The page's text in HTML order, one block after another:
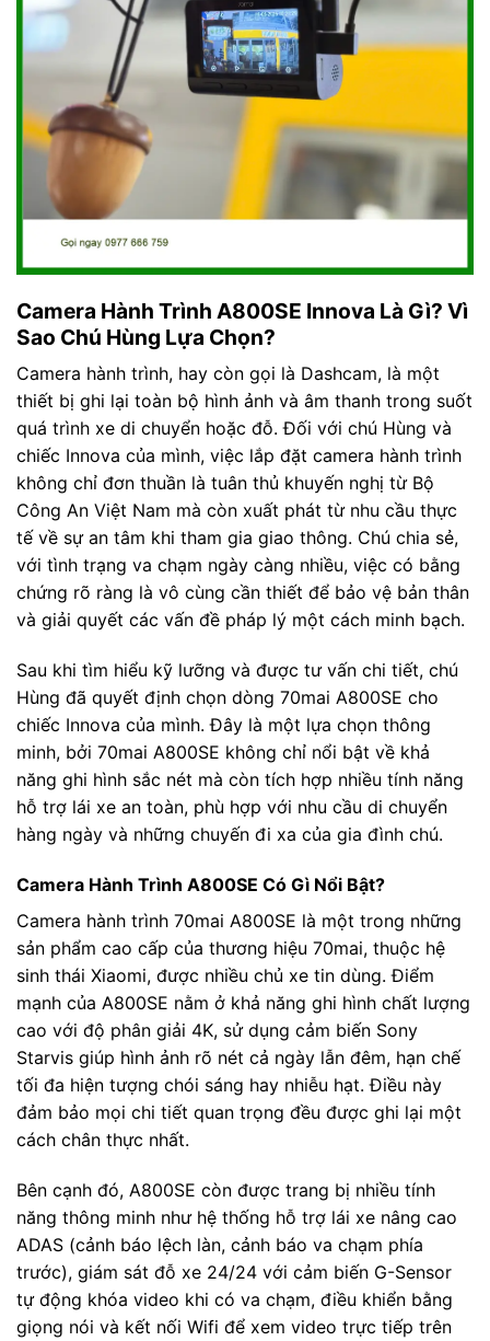
Camera Hành Trình A800SE Innova Là Gì? Vì
Sao Chú Hùng Lựa Chọn?
Camera hành trình, hay còn gọi là Dashcam, là một
thiết bị ghi lại toàn bộ hình ảnh và âm thanh trong suốt
quá trình xe di chuyển hoặc đỗ. Đối với chú Hùng và
chiếc Innova của mình, việc lắp đặt camera hành trình
không chỉ đơn thuần là tuân thủ khuyến nghị từ Bộ
Công An Việt Nam mà còn xuất phát từ nhu cầu thực
tế về sự an tâm khi tham gia giao thông. Chú chia sẻ,
với tình trạng va chạm ngày càng nhiều, việc có bằng
chứng rõ ràng là vô cùng cần thiết để bảo vệ bản thân
và giải quyết các vấn đề pháp lý một cách minh bạch.
Sau khi tìm hiểu kỹ lưỡng và được tư vấn chi tiết, chú
Hùng đã quyết định chọn dòng 70mai A800SE cho
chiếc Innova của mình. Đây là một lựa chọn thông
minh, bởi 70mai A800SE không chỉ nổi bật về khả
năng ghi hình sắc nét mà còn tích hợp nhiều tính năng
hỗ trợ lái xe an toàn, phù hợp với nhu cầu di chuyển
hàng ngày và những chuyến đi xa của gia đình chú.
Camera Hành Trình A800SE Có Gì Nổi Bật?
Camera hành trình 70mai A800SE là một trong những
sản phẩm cao cấp của thương hiệu 70mai, thuộc hệ
sinh thái Xiaomi, được nhiều chủ xe tin dùng. Điểm
mạnh của A800SE nằm ở khả năng ghi hình chất lượng
cao với độ phân giải 4K, sử dụng cảm biến Sony
Starvis giúp hình ảnh rõ nét cả ngày lẫn đêm, hạn chế
tối đa hiện tượng chói sáng hay nhiễu hạt. Điều này
đảm bảo mọi chi tiết quan trọng đều được ghi lại một
cách chân thực nhất.
Bên cạnh đó, A800SE còn được trang bị nhiều tính
năng thông minh như hệ thống hỗ trợ lái xe nâng cao
ADAS (cảnh báo lệch làn, cảnh báo va chạm phía
trước), giám sát đỗ xe 24/24 với cảm biến G-Sensor
tự động khóa video khi có va chạm, điều khiển bằng
giọng nói và kết nối Wifi để xem video trực tiếp trên